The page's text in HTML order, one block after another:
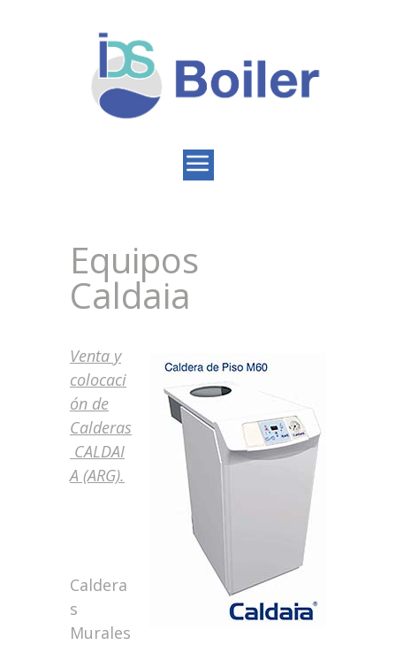
Equipos
Caldaia
Venta y
colocaci
ón de
Calderas
CALDAI
A (ARG).
Caldera
s
Murales